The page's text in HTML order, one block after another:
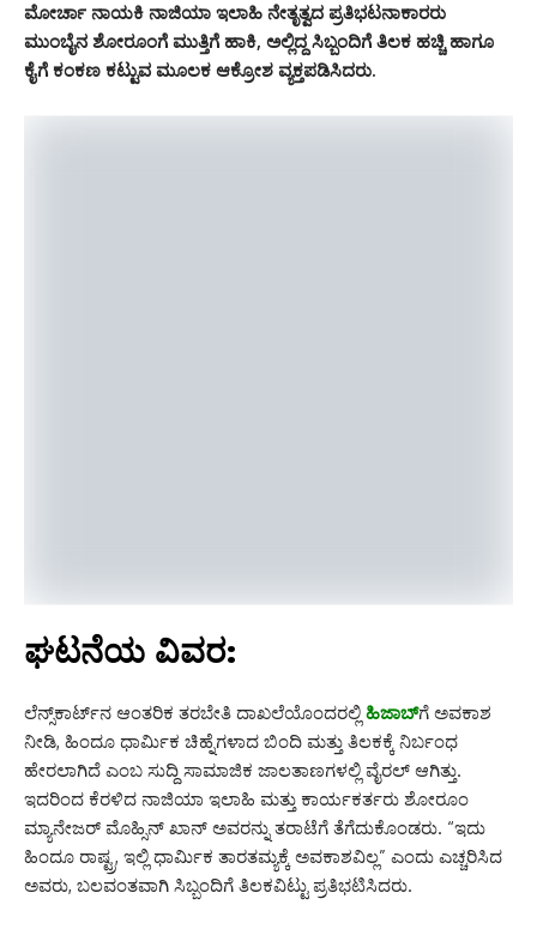
ಮೋರ್ಚಾ ನಾಯಕಿ ನಾಜಿಯಾ ಇಲಾಹಿ ನೇತೃತ್ವದ ಪ್ರತಿಭಟನಾಕಾರರು
ಮುಂಬೈನ ಶೋರೂಂಗೆ ಮುತ್ತಿಗೆ ಹಾಕಿ, ಅಲ್ಲಿದ್ದ ಸಿಬ್ಬಂದಿಗೆ ತಿಲಕ ಹಚ್ಚಿ ಹಾಗೂ
ಕೈಗೆ ಕಂಕಣ ಕಟ್ಟುವ ಮೂಲಕ ಆಕ್ರೋಶ ವ್ಯಕ್ತಪಡಿಸಿದರು.
ಘಟನೆಯ ವಿವರ:
ಲೆನ್ಸ್‌ಕಾರ್ಟ್‌ನ ಆಂತರಿಕ ತರಬೇತಿ ದಾಖಲೆಯೊಂದರಲ್ಲಿ ಹಿಜಾಬ್‌ಗೆ ಅವಕಾಶ
ನೀಡಿ, ಹಿಂದೂ ಧಾರ್ಮಿಕ ಚಿಹ್ನೆಗಳಾದ ಬಿಂದಿ ಮತ್ತು ತಿಲಕಕ್ಕೆ ನಿರ್ಬಂಧ
ಹೇರಲಾಗಿದೆ ಎಂಬ ಸುದ್ದಿ ಸಾಮಾಜಿಕ ಜಾಲತಾಣಗಳಲ್ಲಿ ವೈರಲ್ ಆಗಿತ್ತು.
ಇದರಿಂದ ಕೆರಳಿದ ನಾಜಿಯಾ ಇಲಾಹಿ ಮತ್ತು ಕಾರ್ಯಕರ್ತರು ಶೋರೂಂ
ಮ್ಯಾನೇಜರ್ ಮೊಹ್ಸಿನ್ ಖಾನ್ ಅವರನ್ನು ತರಾಟೆಗೆ ತೆಗೆದುಕೊಂಡರು. “ಇದು
ಹಿಂದೂ ರಾಷ್ಟ್ರ, ಇಲ್ಲಿ ಧಾರ್ಮಿಕ ತಾರತಮ್ಯಕ್ಕೆ ಅವಕಾಶವಿಲ್ಲ” ಎಂದು ಎಚ್ಚರಿಸಿದ
ಅವರು, ಬಲವಂತವಾಗಿ ಸಿಬ್ಬಂದಿಗೆ ತಿಲಕವಿಟ್ಟು ಪ್ರತಿಭಟಿಸಿದರು.